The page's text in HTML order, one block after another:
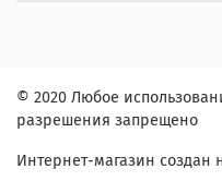
© 2020 Любое
разрешения запрещено
Интернет-магазин создан